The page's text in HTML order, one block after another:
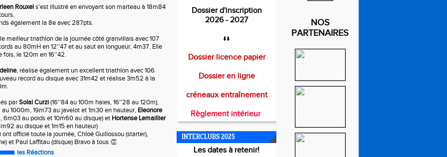
Rouxels'est illustré en envoyant son marteau à 18m84
également la 8e avec 287pts.
meilleur triathlon de la journée côté granvillais avec 107
au 80mH en 12''47 et au saut en longueur, 4m37. Elle
fois, le 120m en 16''42.
, réalise également un excellent triathlon avec 106
record au disque avec 31m42 et réalise 3m52 à la
parSolal Curzi(16''84 au 100m haies, 16''28 au 120m),
1000m, 19m73 au javelot et 1m30 en hauteur, Eleonore
6m03 au poids et 10m60 au disque) et Hortense Lemaillier
au disque et 1m15 en hauteur)
ont officié toute la journée, Chloé Guillossou (starter),
et Paul Laffitau (disque) Bravo à tous 👏
les Réactions
Dossier d'inscription
2026 - 2027
⬇️⬇️
Dossier licence papier
Dossier en ligne
créneaux entraînement
Règlement intérieur
INTERCLUBS 2025
Les dates à retenir!
NOS
PARTENAIRES